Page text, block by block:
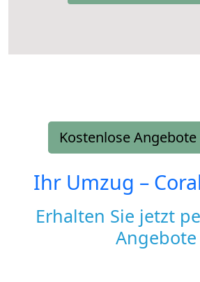
Kostenlose
Ihr Umzug –
Erhalten Sie jetzt
Angebote